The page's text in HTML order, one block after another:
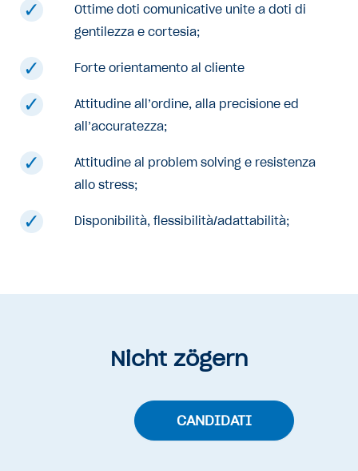
Ottime doti comunicative unite a doti di
gentilezza e cortesia;
Forte orientamento al cliente
Attitudine all’ordine, alla precisione ed
all’accuratezza;
Attitudine al problem solving e resistenza
allo stress;
Disponibilità, flessibilità/adattabilità;
Nicht zögern
CANDIDATI